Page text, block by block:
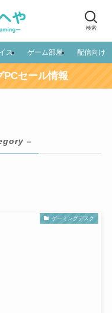
検索
ス ゲーム部屋 配信向け
PCセール情報
–
ゲーミングデスク